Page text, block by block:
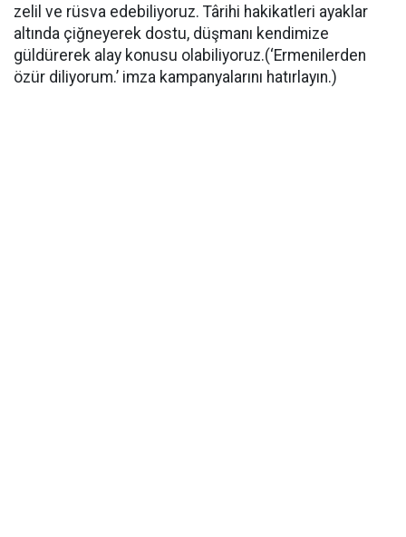
zelil ve rüsva edebiliyoruz. Târihi hakikatleri ayaklar
altında çiğneyerek dostu, düşmanı kendimize
güldürerek alay konusu olabiliyoruz.(‘Ermenilerden
özür diliyorum.’ imza kampanyalarını hatırlayın.)